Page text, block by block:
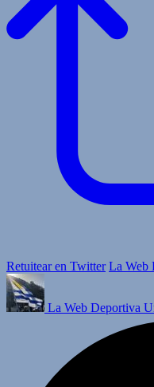
Retuitear en Twitter La Web
La Web Deportiva